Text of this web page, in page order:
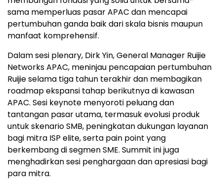
sama memperluas pasar APAC dan mencapai
pertumbuhan ganda baik dari skala bisnis maupun
manfaat komprehensif.
Dalam sesi plenary, Dirk Yin, General Manager Ruijie
Networks APAC, meninjau pencapaian pertumbuhan
Ruijie selama tiga tahun terakhir dan membagikan
roadmap ekspansi tahap berikutnya di kawasan
APAC. Sesi keynote menyoroti peluang dan
tantangan pasar utama, termasuk evolusi produk
untuk skenario SMB, peningkatan dukungan layanan
bagi mitra ISP elite, serta pain point yang
berkembang di segmen SME. Summit ini juga
menghadirkan sesi penghargaan dan apresiasi bagi
para mitra.